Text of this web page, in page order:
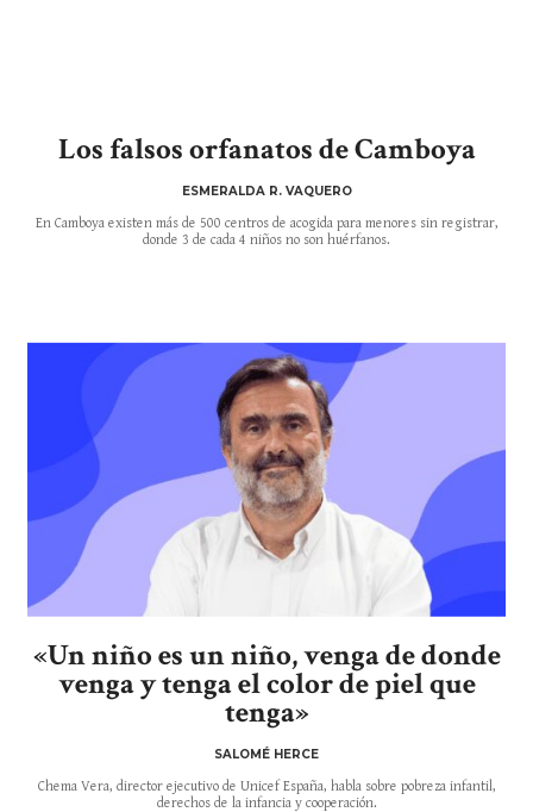
Los falsos orfanatos de Camboya
ESMERALDA R. VAQUERO
En Camboya existen más de 500 centros de acogida para menores sin registrar,
donde 3 de cada 4 niños no son huérfanos.
«Un niño es un niño, venga de donde
venga y tenga el color de piel que
tenga»
SALOMÉ HERCE
Chema Vera, director ejecutivo de Unicef España, habla sobre pobreza infantil,
derechos de la infancia y cooperación.